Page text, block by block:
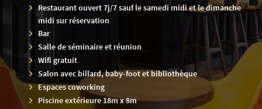
Restaurant ouvert 7j/7 sauf le samedi midi et le dimanche
midi sur réservation
Bar
Salle de séminaire et réunion
Wifi gratuit
Salon avec billard, baby-foot et bibliothèque
Espaces coworking
Piscine extérieure 18m x 8m